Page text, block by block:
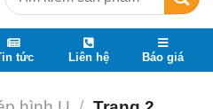
tức Liên hệ Báo giá